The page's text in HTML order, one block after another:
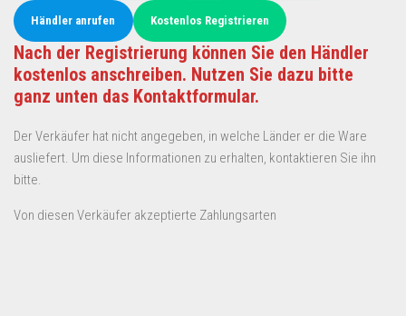
Händler anrufen Kostenlos Registrieren
Nach der Registrierung können Sie den Händler
kostenlos anschreiben. Nutzen Sie dazu bitte
ganz unten das Kontaktformular.
Der Verkäufer hat nicht angegeben, in welche Länder er die Ware
ausliefert. Um diese Informationen zu erhalten, kontaktieren Sie ihn
bitte.
Von diesen Verkäufer akzeptierte Zahlungsarten